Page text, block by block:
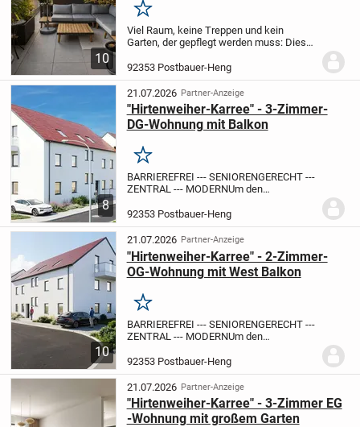
10
EINES HAUSES – GANZ OHNE
GARTENARBEIT!
Merken
Viel Raum, keine Treppen und kein
Garten, der gepflegt werden muss: Dieses
verbindet großzügiges Wohnen auf einer
Ebene mit hohem Komfort und einer
außergewöhnlich großen...
92353 Postbauer-Heng
8
21.07.2026 Partner-Anzeige
"Hirtenweiher-Karree" - 3-Zimmer-
DG-Wohnung mit Balkon
Merken
BARRIEREFREI --- SENIORENGERECHT ---
ZENTRAL --- MODERNUm den
in mehreren Bauabschnitten das Neubau-
Areal "Hirtenweiher-Karree" mit fünf
Mehrfamilien- und...
92353 Postbauer-Heng
10
21.07.2026 Partner-Anzeige
"Hirtenweiher-Karree" - 2-Zimmer-
OG-Wohnung mit West Balkon
Merken
BARRIEREFREI --- SENIORENGERECHT ---
ZENTRAL --- MODERNUm den
in mehreren Bauabschnitten das Neubau-
Areal "Hirtenweiher-Karree" mit fünf
Mehrfamilien- und...
92353 Postbauer-Heng
21.07.2026 Partner-Anzeige
"Hirtenweiher-Karree" - 3-Zimmer EG
-Wohnung mit großem Garten